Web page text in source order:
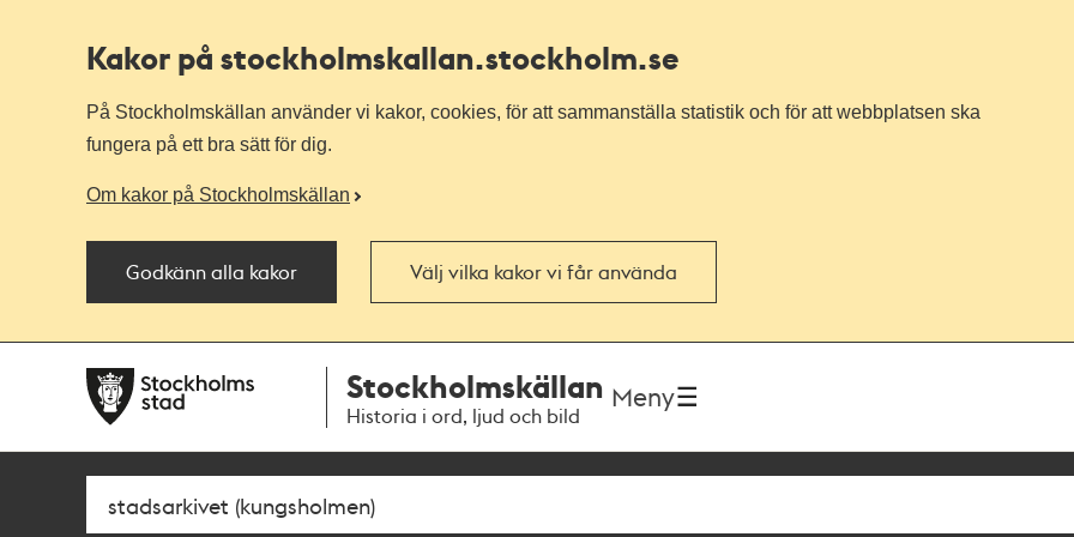
Kakor på stockholmskallan.stockholm.se
På Stockholmskällan använder vi kakor, cookies, för att sammanställa statistik och för att webbplatsen ska
fungera på ett bra sätt för dig.
Om kakor på Stockholmskällan
Godkänn alla kakor Välj vilka kakor vi får använda
navigationen
huvudinnehållet
Stockholmskällan
Historia i ord, ljud och bild
Meny
Sök